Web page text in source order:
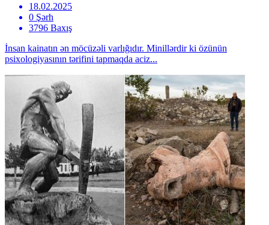
18.02.2025
0 Şərh
3796 Baxış
İnsan kainatın ən möcüzəli varlığıdır. Minillərdir ki özünün
psixologiyasının tərifini tapmaqda aciz...